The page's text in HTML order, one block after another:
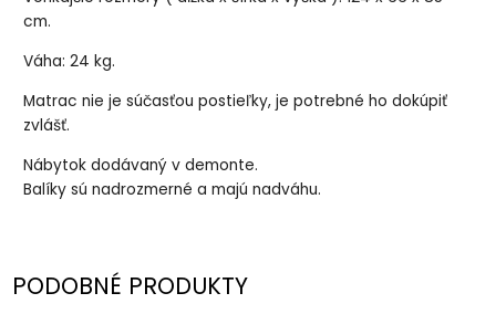
cm.
Váha: 24 kg.
Matrac nie je súčasťou postieľky, je potrebné ho dokúpiť
zvlášť.
Nábytok dodávaný v demonte.
Balíky sú nadrozmerné a majú nadváhu.
PODOBNÉ PRODUKTY